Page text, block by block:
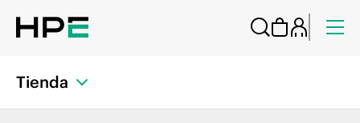
Tienda